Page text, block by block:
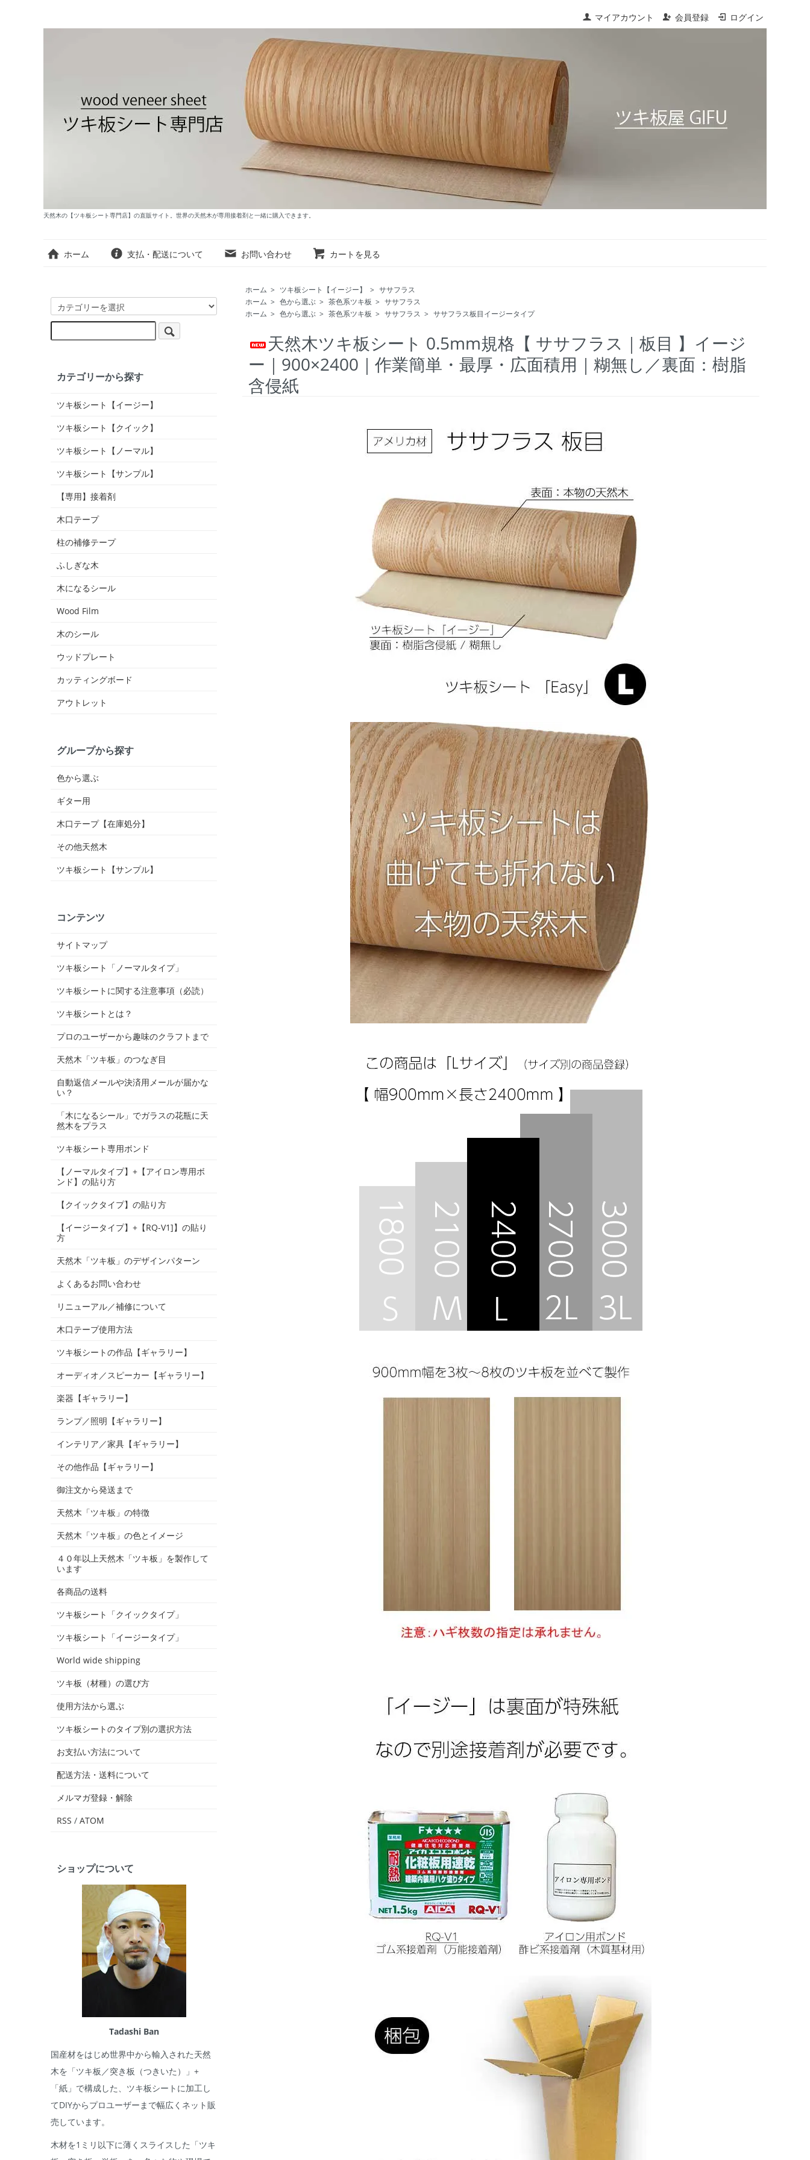
マイアカウント 会員登録 ログイン
天然木の【ツキ板シート専門店】の直販サイト。世界の天然木が専用接着剤と一緒に購入できます。
ホーム 支払・配送について お問い合わせ カートを見る
ホーム > ツキ板シート【イージー】 > ササフラス
ホーム > 色から選ぶ > 茶色系ツキ板 > ササフラス
ホーム > 色から選ぶ > 茶色系ツキ板 > ササフラス > ササフラス板目イージータイプ
天然木ツキ板シート 0.5mm規格【 ササフラス｜板目 】イージ
ー｜900×2400｜作業簡単・最厚・広面積用｜糊無し／裏面：樹脂
含侵紙
カテゴリーから探す
ツキ板シート【イージー】
ツキ板シート【クイック】
ツキ板シート【ノーマル】
ツキ板シート【サンプル】
【専用】接着剤
木口テープ
柱の補修テープ
ふしぎな木
木になるシール
Wood Film
木のシール
ウッドプレート
カッティングボード
アウトレット
グループから探す
色から選ぶ
ギター用
木口テープ【在庫処分】
その他天然木
ツキ板シート【サンプル】
コンテンツ
サイトマップ
ツキ板シート「ノーマルタイプ」
ツキ板シートに関する注意事項（必読）
ツキ板シートとは？
プロのユーザーから趣味のクラフトまで
天然木「ツキ板」のつなぎ目
自動返信メールや決済用メールが届かな
い？
「木になるシール」でガラスの花瓶に天
然木をプラス
ツキ板シート専用ボンド
【ノーマルタイプ】+【アイロン専用ボ
ンド】の貼り方
【クイックタイプ】の貼り方
【イージータイプ】+【RQ-V1]】の貼り
方
天然木「ツキ板」のデザインパターン
よくあるお問い合わせ
リニューアル／補修について
木口テープ使用方法
ツキ板シートの作品【ギャラリー】
オーディオ／スピーカー【ギャラリー】
楽器【ギャラリー】
ランプ／照明【ギャラリー】
インテリア／家具【ギャラリー】
その他作品【ギャラリー】
御注文から発送まで
天然木「ツキ板」の特徴
天然木「ツキ板」の色とイメージ
４０年以上天然木「ツキ板」を製作して
います
各商品の送料
ツキ板シート「クイックタイプ」
ツキ板シート「イージータイプ」
World wide shipping
ツキ板（材種）の選び方
使用方法から選ぶ
ツキ板シートのタイプ別の選択方法
お支払い方法について
配送方法・送料について
メルマガ登録・解除
RSS / ATOM
ショップについて
Tadashi Ban
国産材をはじめ世界中から輸入された天然
木を「ツキ板／突き板（つきいた）」+
「紙」で構成した、ツキ板シートに加工し
てDIYからプロユーザーまで幅広くネット販
売しています。
木材を1ミリ以下に薄くスライスした「ツキ